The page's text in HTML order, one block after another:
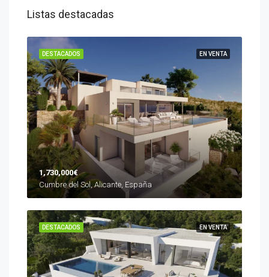
Listas destacadas
EN VENTA
DESTACADOS
1,730,000€
Cumbre del Sol, Alicante, España
EN VENTA
DESTACADOS